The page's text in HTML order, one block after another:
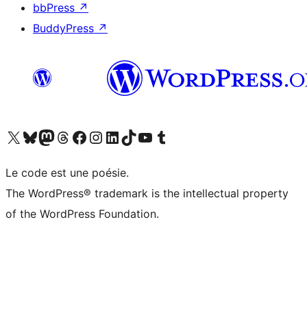
bbPress ↗
BuddyPress ↗
Visitez notre compte X (précédemment Twitter)
Visiter notre compte Bluesky
Visiter notre compte Mastodon
Visiter notre compte Threads
Consulter notre compte Facebook
Consulter notre compte Instagram
Consulter notre compte LinkedIn
Visiter notre compte TokTok
Visiter notre chaîne YouTube
Visiter notre compte Tumblr
Le code est une poésie.
The WordPress® trademark is the intellectual property
of the WordPress Foundation.